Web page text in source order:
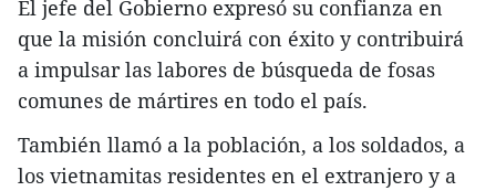
El jefe del Gobierno expresó su confianza en
que la misión concluirá con éxito y contribuirá
a impulsar las labores de búsqueda de fosas
comunes de mártires en todo el país.
También llamó a la población, a los soldados, a
los vietnamitas residentes en el extranjero y a